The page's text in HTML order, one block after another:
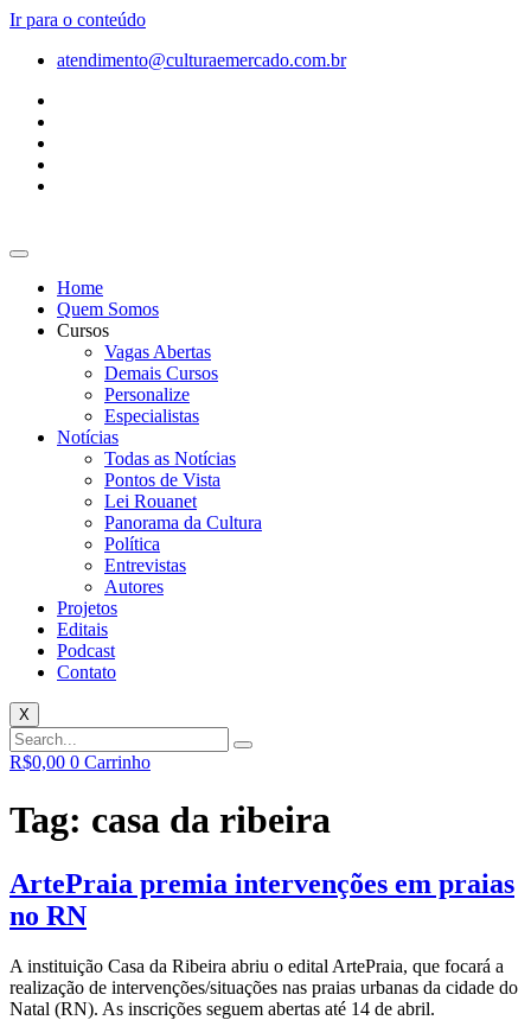
Ir para o conteúdo
atendimento@culturaemercado.com.br
Home
Quem Somos
Cursos
Vagas Abertas
Demais Cursos
Personalize
Especialistas
Notícias
Todas as Notícias
Pontos de Vista
Lei Rouanet
Panorama da Cultura
Política
Entrevistas
Autores
Projetos
Editais
Podcast
Contato
X
R$0,00 0 Carrinho
Tag: casa da ribeira
ArtePraia premia intervenções em praias
no RN
A instituição Casa da Ribeira abriu o edital ArtePraia, que focará a
realização de intervenções/situações nas praias urbanas da cidade do
Natal (RN). As inscrições seguem abertas até 14 de abril.